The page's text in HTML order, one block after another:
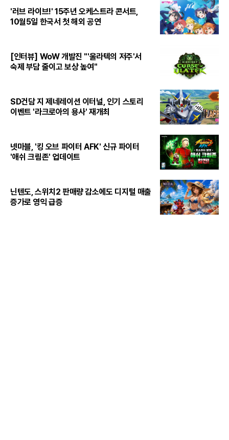
'러브 라이브!' 15주년 오케스트라 콘서트,
10월5일 한국서 첫 해외 공연
[인터뷰] WoW 개발진 "'울라텍의 저주'서
숙제 부담 줄이고 보상 높여"
SD건담 지 제네레이션 이터널, 인기 스토리
이벤트 '라크로아의 용사' 재개최
넷마블, '킹 오브 파이터 AFK' 신규 파이터
'애쉬 크림존' 업데이트
닌텐도, 스위치2 판매량 감소에도 디지털 매출
증가로 영익 급증